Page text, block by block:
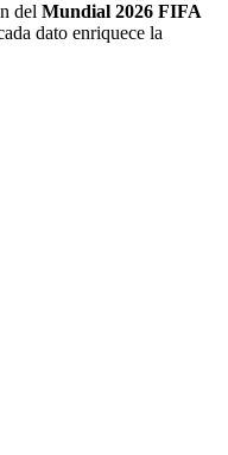
del Mundial 2026 FIFA
dato enriquece la